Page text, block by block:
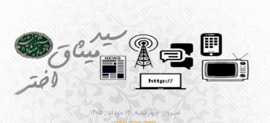
امـروز : چهارشنبه, ۱۴ مرداد , ۱۴۰۵